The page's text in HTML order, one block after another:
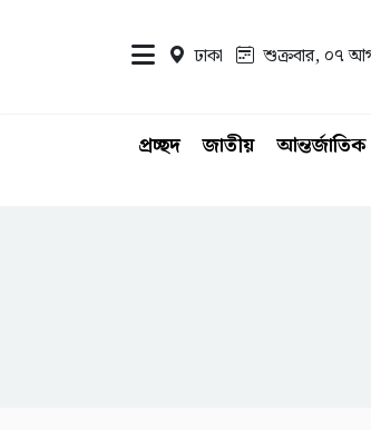
ঢাকা শুক্রবার, ০৭
প্রচ্ছদ জাতীয় আন্তর্জাতিক